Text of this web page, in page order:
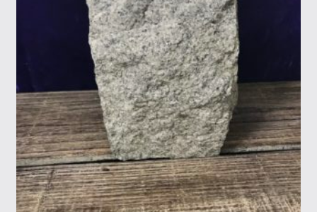
Tietosuojaseloste
Yritysinfo